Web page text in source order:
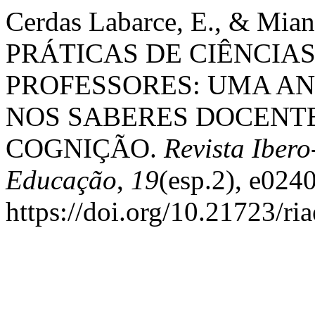
Cerdas Labarce, E., &
PRÁTICAS DE
PROFESSORES: UMA
NOS SABERES
COGNIÇÃO. Revista
Educação, 19(esp.2),
https://doi.org/10.21723/